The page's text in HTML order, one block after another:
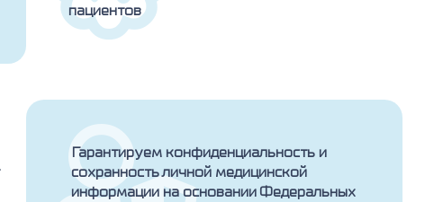
пациентов
Гарантируем конфиденциальность и
сохранность личной медицинской
информации на основании Федеральных